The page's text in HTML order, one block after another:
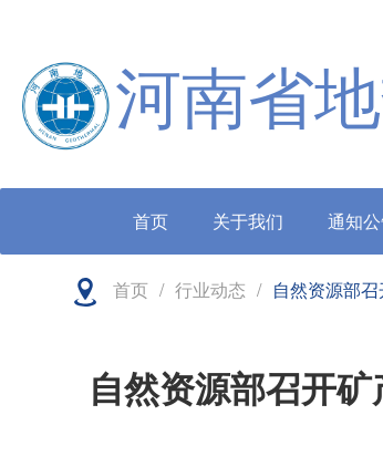
河南省
首页 关于我们 通知
首页 / 行业动态 / 自然资源部
自然资源部召开